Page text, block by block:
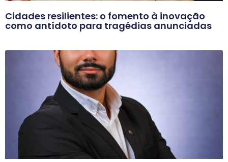
Cidades resilientes: o fomento à inovação
como antídoto para tragédias anunciadas